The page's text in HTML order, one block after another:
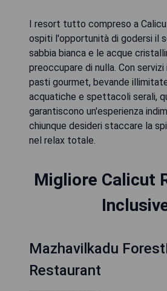
I resort tutto compreso a
ospiti l'opportunità di godersi il
sabbia bianca e le acque
preoccupare di nulla. Con
pasti gourmet, bevande
acquatiche e spettacoli serali,
garantiscono un'esperienza
chiunque desideri staccare la
nel relax totale.
Migliore Calicut
Mazhavilkadu
Restaurant